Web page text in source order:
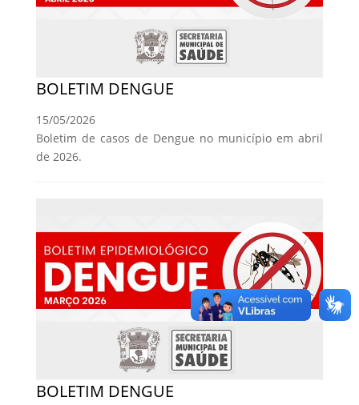
BOLETIM DENGUE
15/05/2026
Boletim de casos de Dengue no município em abril
de 2026.
BOLETIM DENGUE